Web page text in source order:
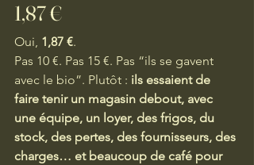
1,87 €
Oui, 1,87 €.
Pas 10 €. Pas 15 €. Pas “ils se gavent
avec le bio”. Plutôt : ils essaient de
faire tenir un magasin debout, avec
une équipe, un loyer, des frigos, du
stock, des pertes, des fournisseurs, des
charges… et beaucoup de café pour